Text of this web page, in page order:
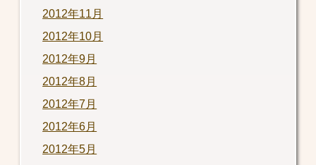
2012年11月
2012年10月
2012年9月
2012年8月
2012年7月
2012年6月
2012年5月